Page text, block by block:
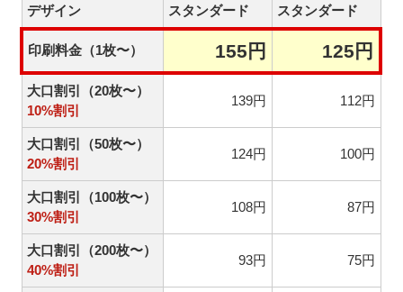
デザイン
スタンダード スタンダード
印刷料金（1枚〜） 155円 125円
大口割引（20枚〜）
10%割引
139円 112円
大口割引（50枚〜）
20%割引
124円 100円
大口割引（100枚〜）
30%割引
108円 87円
大口割引（200枚〜）
40%割引
93円 75円